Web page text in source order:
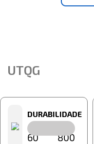
UTQG
DURABILIDADE
60 800